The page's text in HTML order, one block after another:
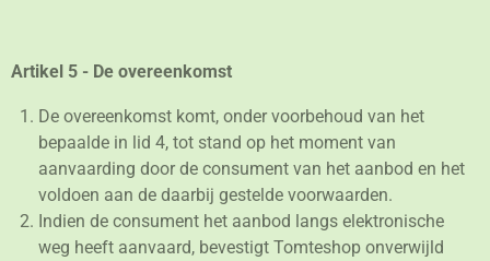
Artikel 5 - De overeenkomst
De overeenkomst komt, onder voorbehoud van het
bepaalde in lid 4, tot stand op het moment van
aanvaarding door de consument van het aanbod en het
voldoen aan de daarbij gestelde voorwaarden.
Indien de consument het aanbod langs elektronische
weg heeft aanvaard, bevestigt Tomteshop onverwijld